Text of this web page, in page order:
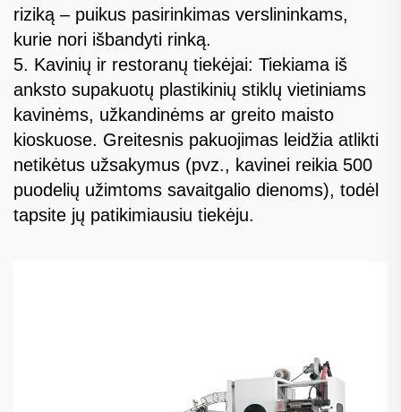
riziką – puikus pasirinkimas verslininkams,
kurie nori išbandyti rinką.
5. Kavinių ir restoranų tiekėjai: Tiekiama iš
anksto supakuotų plastikinių stiklų vietiniams
kavinėms, užkandinėms ar greito maisto
kioskuose. Greitesnis pakuojimas leidžia atlikti
netikėtus užsakymus (pvz., kavinei reikia 500
puodelių užimtoms savaitgalio dienoms), todėl
tapsite jų patikimiausiu tiekėju.